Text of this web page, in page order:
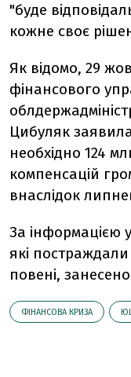
"буде
кожне своє
Як відомо, 29
фінансового
Цибуляк
необхідно 124
компенсацій
внаслідок
За інформацією
які
повені,
ФІНАНСОВА КРИЗА